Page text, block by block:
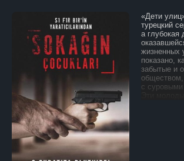
«Дети
турецкий
а
жизненных
показано,
забытые и
с